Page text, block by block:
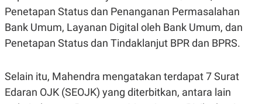
A
E
M
Y
L
E
S
E
.
L
A
K
I
N
Penetapan Status dan Penanganan Permasalahan
Bank Umum, Layanan Digital oleh Bank Umum, dan
Penetapan Status dan Tindaklanjut BPR dan BPRS.
Selain itu, Mahendra mengatakan terdapat 7 Surat
Edaran OJK (SEOJK) yang diterbitkan, antara lain